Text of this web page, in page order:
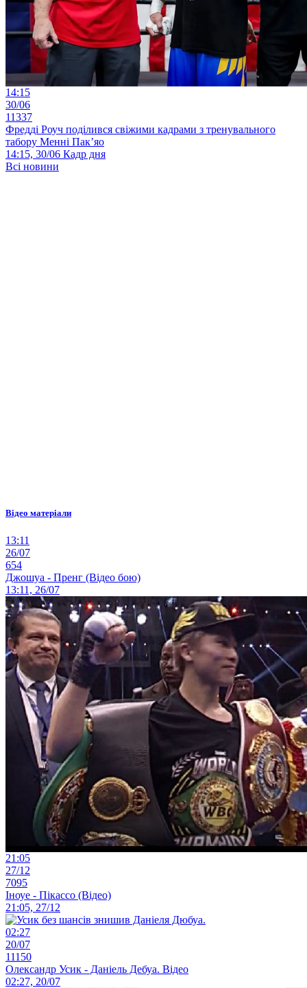
14:15
30/06
11337
Фредді Роуч поділився свіжими кадрами з тренувального
табору Менні Пак’яо
14:15, 30/06 Кадр дня
Всі новини
Відео матеріали
13:11
26/07
654
Джошуа - Пренг (Відео бою)
13:11, 26/07
21:05
27/12
7095
Іноуе - Пікассо (Відео)
21:05, 27/12
02:27
20/07
11150
Олександр Усик - Даніель Дебуа. Відео
02:27, 20/07